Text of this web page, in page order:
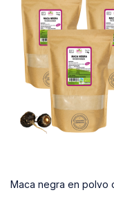
Maca negra en polvo